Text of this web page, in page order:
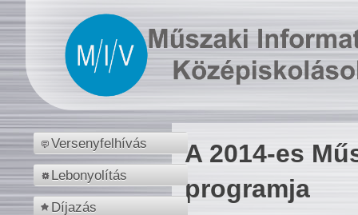
Versenyfelhívás
Lebonyolítás
Díjazás
A 2014-es
programja